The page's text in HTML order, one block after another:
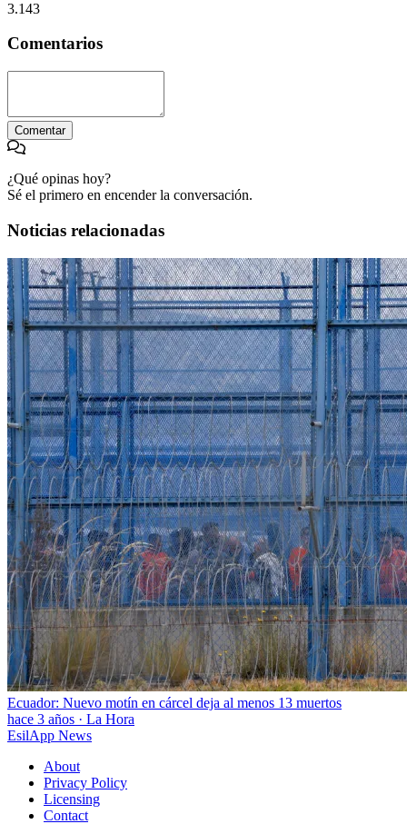
3.143
Comentarios
Comentar
¿Qué opinas hoy?
Sé el primero en encender la conversación.
Noticias relacionadas
Ecuador: Nuevo motín en cárcel deja al menos 13 muertos
hace 3 años · La Hora
EsilApp News
About
Privacy Policy
Licensing
Contact